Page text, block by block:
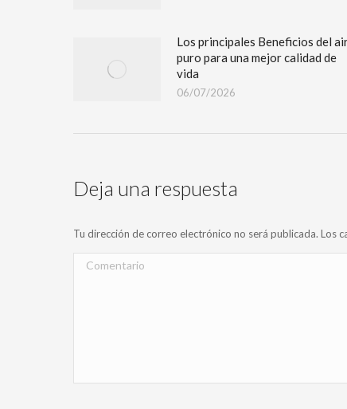
Los principales Beneficios del
puro para una mejor calidad de
vida
06/07/2026
Deja una respuesta
Tu dirección de correo electrónico no será publicada. Los
Comentario